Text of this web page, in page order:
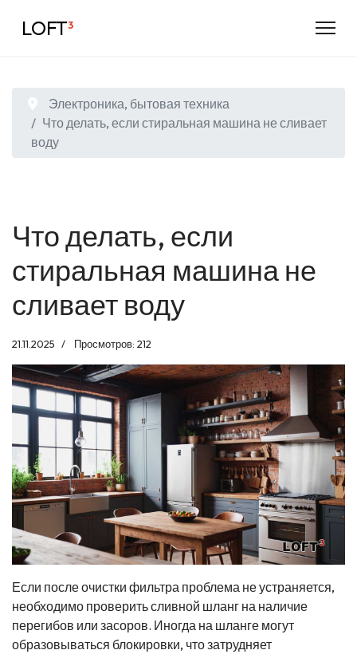
LOFT³
Электроника, бытовая техника
Что делать, если стиральная машина не сливает
воду
Что делать, если
стиральная машина не
сливает воду
21.11.2025 Просмотров: 212
Если после очистки фильтра проблема не устраняется,
необходимо проверить сливной шланг на наличие
перегибов или засоров. Иногда на шланге могут
образовываться блокировки, что затрудняет